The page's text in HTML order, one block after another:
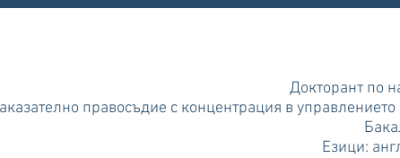
Докторант по
правосъдие с концентрация в
Езици: